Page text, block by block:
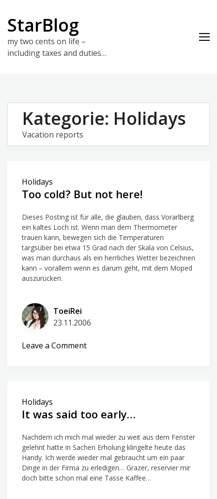
content
StarBlog
my two cents on life –
including taxes and duties…
Kategorie: Holidays
Vacation reports
Holidays
Too cold? But not here!
Dieses Posting ist für alle, die glauben, dass Vorarlberg
ein kaltes Loch ist. Wenn man dem Thermometer
trauen kann, bewegen sich die Temperaturen
targsüber bei etwa 15 Grad nach der Skala von Celsius,
was man durchaus als ein herrliches Wetter bezeichnen
kann – vorallem wenn es darum geht, mit dem Moped
auszurücken.
ToeiRei
23.11.2006
Leave a Commenton
Holidays
It was said too early…
Nachdem ich mich mal wieder zu weit aus dem Fenster
gelehnt hatte in Sachen Erholung klingelte heute das
Handy. Ich werde wieder mal gebraucht um ein paar
Dinge in der Firma zu erledigen… Grazer, reservier mir
doch bitte schon mal eine Tasse Kaffee…